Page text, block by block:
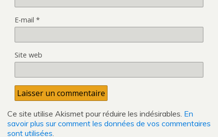
E-mail *
Site web
Ce site utilise Akismet pour réduire les indésirables. En
savoir plus sur comment les données de vos commentaires
sont utilisées.